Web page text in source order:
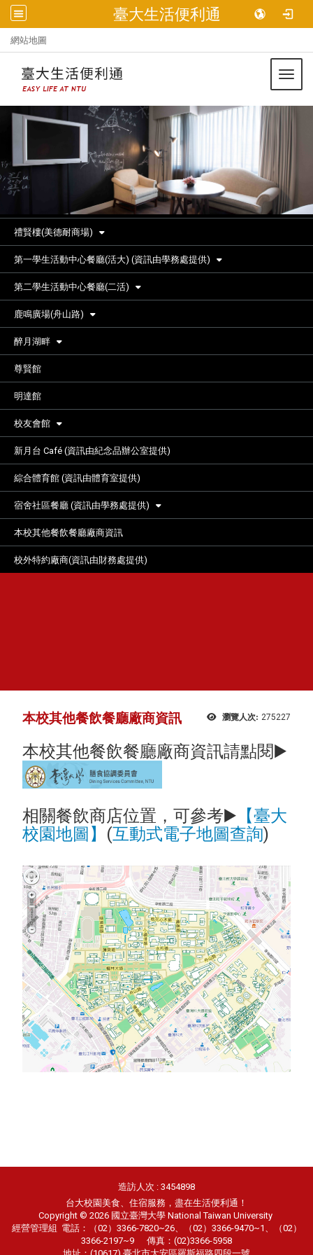
臺大生活便利通
網站地圖
禮賢樓(美德耐商場)
第一學生活動中心餐廳(活大) (資訊由學務處提供)
第二學生活動中心餐廳(二活)
鹿鳴廣場(舟山路)
醉月湖畔
尊賢館
明達館
校友會館
新月台 Café (資訊由紀念品辦公室提供)
綜合體育館 (資訊由體育室提供)
宿舍社區餐廳 (資訊由學務處提供)
本校其他餐飲餐廳廠商資訊
校外特約廠商(資訊由財務處提供)
瀏覽人次: 275227
本校其他餐飲餐廳廠商資訊
本校其他餐飲餐廳廠商資訊請點閱▶️
相關餐飲商店位置，可參考▶️ 【臺大
校園地圖】 (互動式電子地圖查詢)
造訪人次 : 3454898
台大校園美食、住宿服務，盡在生活便利通！
Copyright © 2026 國立臺灣大學 National Taiwan University
經營管理組 電話：（02）3366-7820~26、（02）3366-9470~1、（02）
3366-2197~9 傳真：(02)3366-5958